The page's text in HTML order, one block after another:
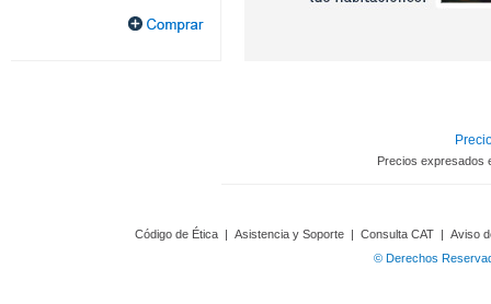
Precios expresados
Código de Ética | Asistencia y Soporte | Consulta CAT | Aviso
© Derechos